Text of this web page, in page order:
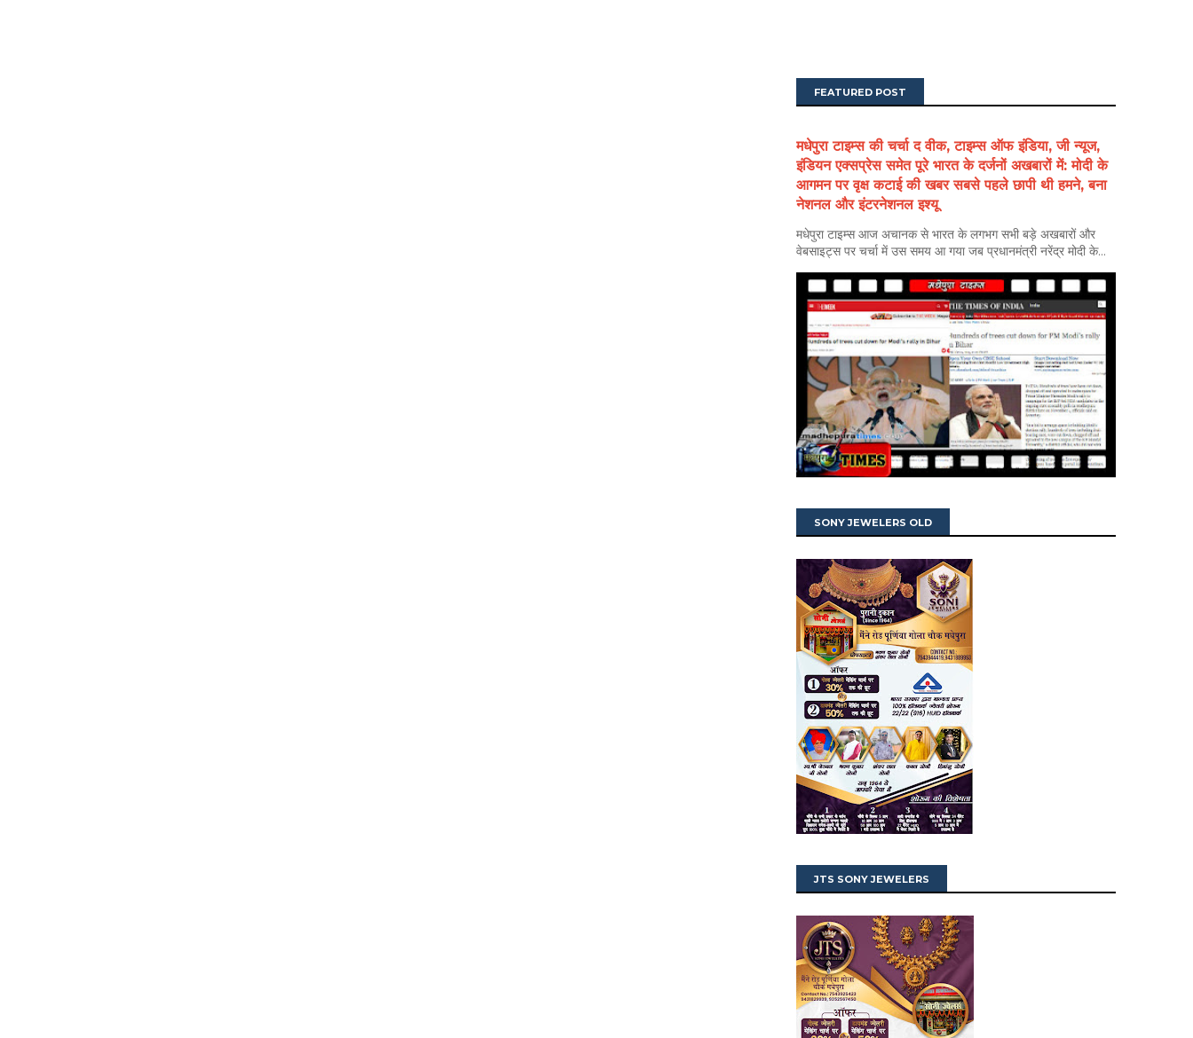
FEATURED POST
मधेपुरा टाइम्स की चर्चा द वीक, टाइम्स ऑफ इंडिया, जी न्यूज,
इंडियन एक्सप्रेस समेत पूरे भारत के दर्जनों अखबारों में: मोदी के
आगमन पर वृक्ष कटाई की खबर सबसे पहले छापी थी हमने, बना
नेशनल और इंटरनेशनल इश्यू
मधेपुरा टाइम्स आज अचानक से भारत के लगभग सभी बड़े अखबारों और
वेबसाइट्स पर चर्चा में उस समय आ गया जब प्रधानमंत्री नरेंद्र मोदी के...
SONY JEWELERS OLD
JTS SONY JEWELERS